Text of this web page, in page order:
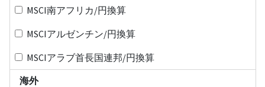
MSCI南アフリカ/円換算
MSCIアルゼンチン/円換算
MSCIアラブ首長国連邦/円換算
海外